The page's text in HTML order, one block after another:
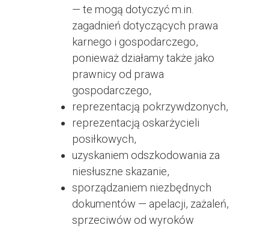
— te mogą dotyczyć m.in.
zagadnień dotyczących prawa
karnego i gospodarczego,
ponieważ działamy także jako
prawnicy od prawa
gospodarczego,
reprezentacją pokrzywdzonych,
reprezentacją oskarżycieli
posiłkowych,
uzyskaniem odszkodowania za
niesłuszne skazanie,
sporządzaniem niezbędnych
dokumentów — apelacji, zażaleń,
sprzeciwów od wyroków